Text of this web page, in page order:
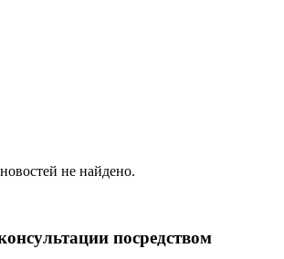
не найдено.
посредством